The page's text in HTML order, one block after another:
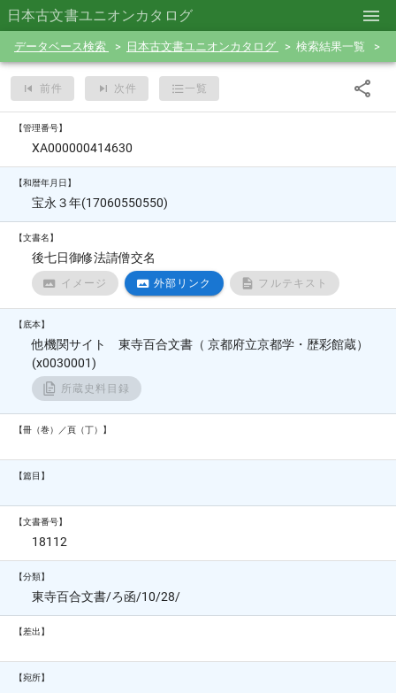
日本古文書ユニオンカタログ
データベース検索 日本古文書ユニオンカタログ 検索結果一覧
前件 次件 一覧
【管理番号】
XA000000414630
【和暦年月日】
宝永３年(17060550550)
【文書名】
後七日御修法請僧交名
イメージ 外部リンク フルテキスト
【底本】
他機関サイト 東寺百合文書（ 京都府立京都学・歴彩館蔵）
(x0030001)
所蔵史料目録
【冊（巻）／頁（丁）】
【篇目】
【文書番号】
18112
【分類】
東寺百合文書/ろ函/10/28/
【差出】
【宛所】